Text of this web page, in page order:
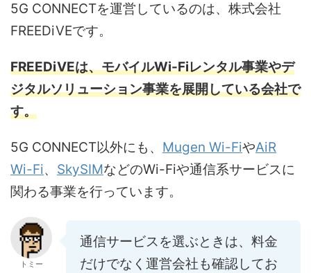
5G CONNECTを運営しているのは、株式会社
FREEDiVEです。
FREEDiVEは、モバイルWi-Fiレンタル事業やデ
ジタルソリューション事業を展開している会社で
す。
5G CONNECT以外にも、 Mugen Wi-FiやAiR
Wi-Fi、 SkySIMなどのWi-Fiや通信系サービスに
関わる事業を行っています。
トミー
通信サービスを選ぶときは、料金
だけでなく運営会社も確認してお